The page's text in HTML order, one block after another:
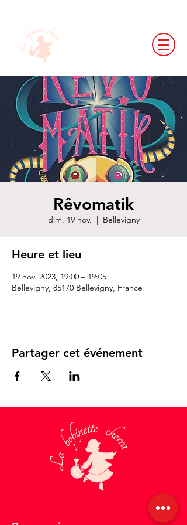
Rêvomatik
dim. 19 nov.
  |
Bellevigny
Heure et lieu
19 nov. 2023, 19:00 – 19:05
Bellevigny, 85170 Bellevigny, France
Partager cet événement